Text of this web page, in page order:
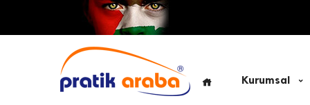
Kurumsal